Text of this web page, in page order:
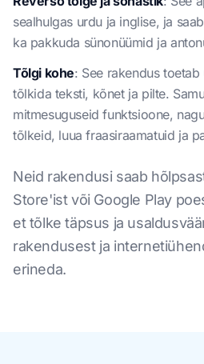
sealhulgas urdu ja inglise, ja
ka pakkuda sünonüümid ja
Tõlgi kohe: See rakendus
tõlkida teksti, kõnet ja pilte.
mitmesuguseid funktsioone,
tõlkeid, luua fraasiraamatuid ja
Neid rakendusi saab
Store'ist või Google Play
et tõlke täpsus ja
rakendusest ja
erineda.